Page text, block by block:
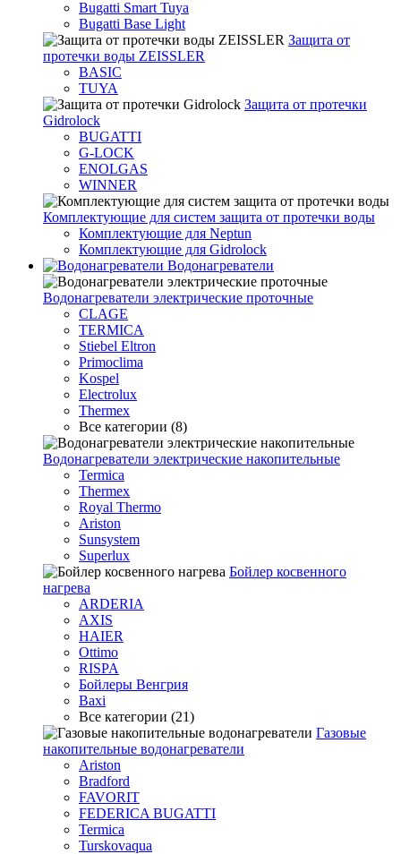
Bugatti Smart Tuya
Bugatti Base Light
Защита от
протечки воды ZEISSLER
BASIC
TUYA
Защита от протечки
Gidrolock
BUGATTI
G-LOCK
ENOLGAS
WINNER
Комплектующие для систем защита от протечки воды
Комплектующие для Neptun
Комплектующие для Gidrolock
Водонагреватели
Водонагреватeли электрические проточные
CLAGE
TERMICA
Stiebel Eltron
Primoclima
Kospel
Electrolux
Thermex
Все категории (8)
Водонагреватели электрические накопительные
Termica
Thermex
Royal Thermo
Ariston
Sunsystem
Superlux
Бойлер косвенного
нагрева
ARDERIA
AXIS
HAIER
Ottimo
RISPA
Бойлеры Венгрия
Baxi
Все категории (21)
Газовые
накопительные водонагреватели
Ariston
Bradford
FAVORIT
FEDERICA BUGATTI
Termica
Turskovaqua